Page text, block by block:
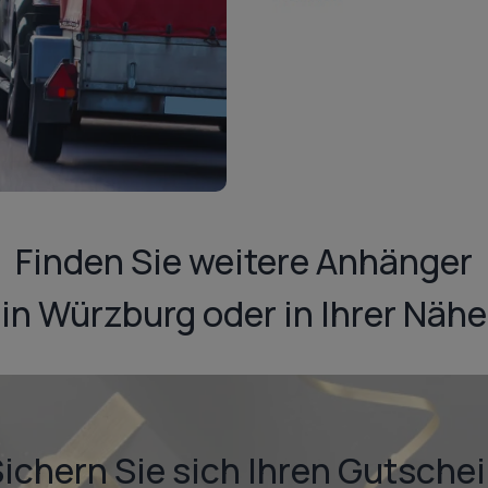
Finden Sie weitere Anhänger
in Würzburg oder in Ihrer Nähe
Sie sich Ihren